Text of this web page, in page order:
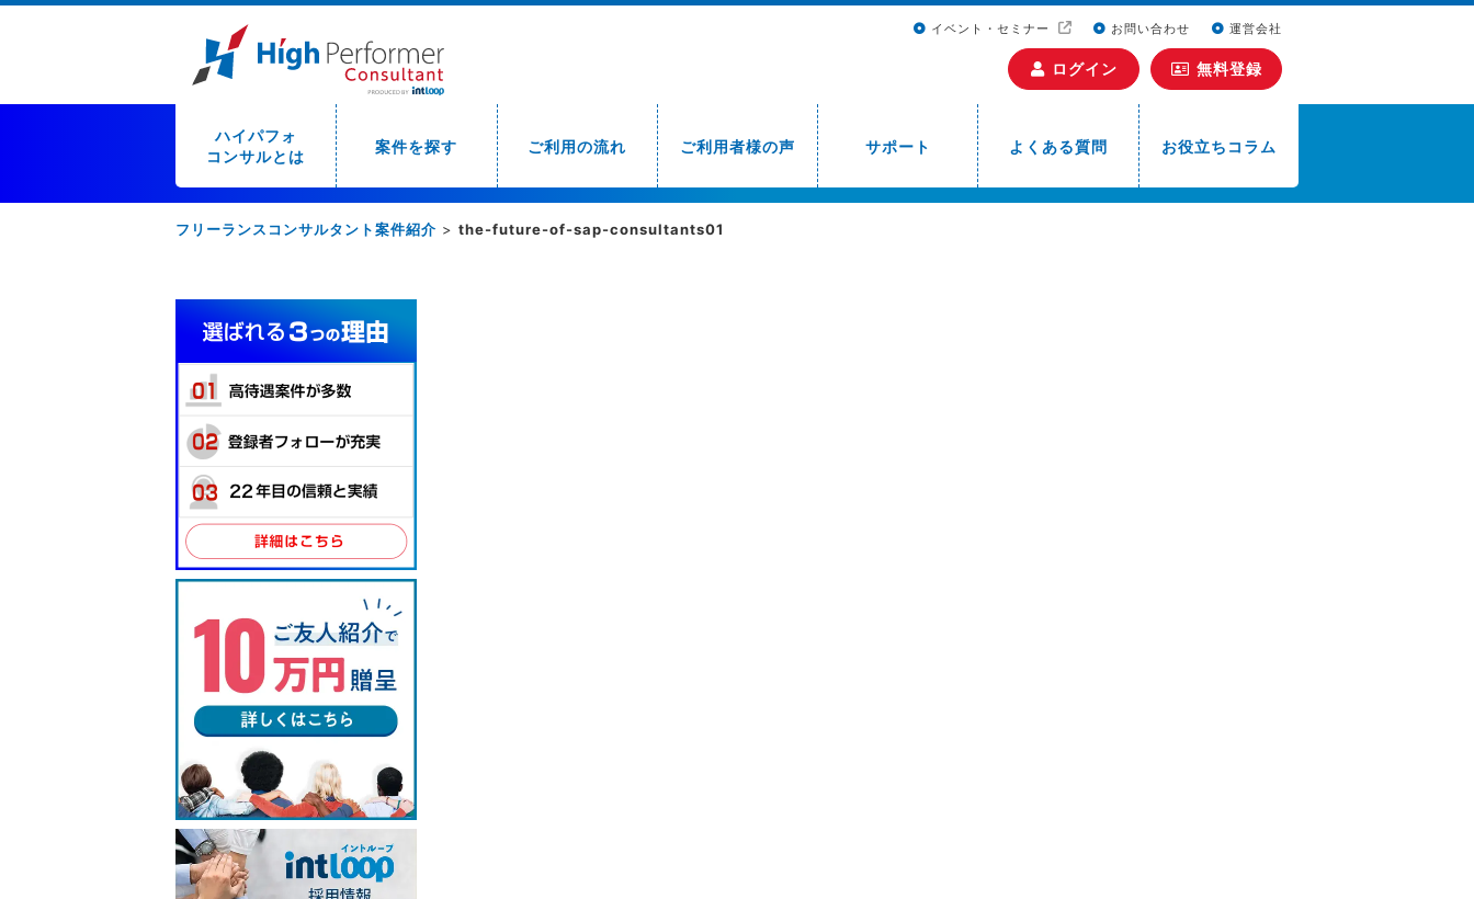
イベント・セミナー お問い合わせ 運営会社
ログイン 無料登録
ハイパフォ
コンサルとは
案件を探す ご利用の流れ ご利用者様の声 サポート よくある質問 お役立ちコラム
フリーランスコンサルタント案件紹介 > the-future-of-sap-consultants01